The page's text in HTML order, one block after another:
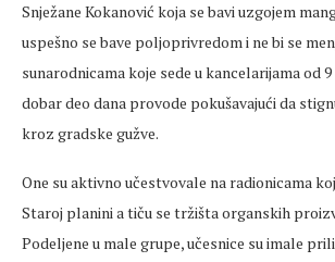
Snježane Kokanović koja se bavi uzgojem
uspešno se bave poljoprivredom i ne bi se
sunarodnicama koje sede u kancelarijama od
dobar deo dana provode pokušavajući da
kroz gradske gužve.
One su aktivno učestvovale na radionicama
Staroj planini a tiču se tržišta organskih
Podeljene u male grupe, učesnice su imale